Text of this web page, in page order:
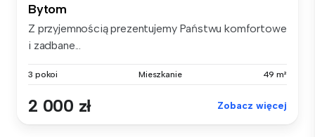
Bytom
Z przyjemnością prezentujemy Państwu komfortowe
i zadbane...
3 pokoi Mieszkanie 49 m²
2 000 zł Zobacz więcej